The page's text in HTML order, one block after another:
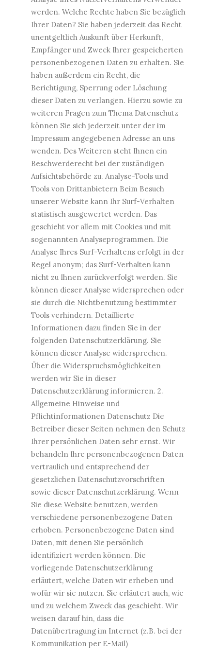
werden. Welche Rechte haben Sie bezüglich
Ihrer Daten? Sie haben jederzeit das Recht
unentgeltlich Auskunft über Herkunft,
Empfänger und Zweck Ihrer gespeicherten
personenbezogenen Daten zu erhalten. Sie
haben außerdem ein Recht, die
Berichtigung, Sperrung oder Löschung
dieser Daten zu verlangen. Hierzu sowie zu
weiteren Fragen zum Thema Datenschutz
können Sie sich jederzeit unter der im
Impressum angegebenen Adresse an uns
wenden. Des Weiteren steht Ihnen ein
Beschwerderecht bei der zuständigen
Aufsichtsbehörde zu. Analyse-Tools und
Tools von Drittanbietern Beim Besuch
unserer Website kann Ihr Surf-Verhalten
statistisch ausgewertet werden. Das
geschieht vor allem mit Cookies und mit
sogenannten Analyseprogrammen. Die
Analyse Ihres Surf-Verhaltens erfolgt in der
Regel anonym; das Surf-Verhalten kann
nicht zu Ihnen zurückverfolgt werden. Sie
können dieser Analyse widersprechen oder
sie durch die Nichtbenutzung bestimmter
Tools verhindern. Detaillierte
Informationen dazu finden Sie in der
folgenden Datenschutzerklärung. Sie
können dieser Analyse widersprechen.
Über die Widerspruchsmöglichkeiten
werden wir Sie in dieser
Datenschutzerklärung informieren. 2.
Allgemeine Hinweise und
Pflichtinformationen Datenschutz Die
Betreiber dieser Seiten nehmen den Schutz
Ihrer persönlichen Daten sehr ernst. Wir
behandeln Ihre personenbezogenen Daten
vertraulich und entsprechend der
gesetzlichen Datenschutzvorschriften
sowie dieser Datenschutzerklärung. Wenn
Sie diese Website benutzen, werden
verschiedene personenbezogene Daten
erhoben. Personenbezogene Daten sind
Daten, mit denen Sie persönlich
identifiziert werden können. Die
vorliegende Datenschutzerklärung
erläutert, welche Daten wir erheben und
wofür wir sie nutzen. Sie erläutert auch, wie
und zu welchem Zweck das geschieht. Wir
weisen darauf hin, dass die
Datenübertragung im Internet (z.B. bei der
Kommunikation per E-Mail)